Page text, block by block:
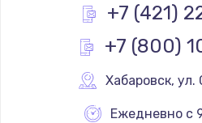
1580
+7 (421)
+7 (800)
Хабаровск, ул.
Ежедневно с